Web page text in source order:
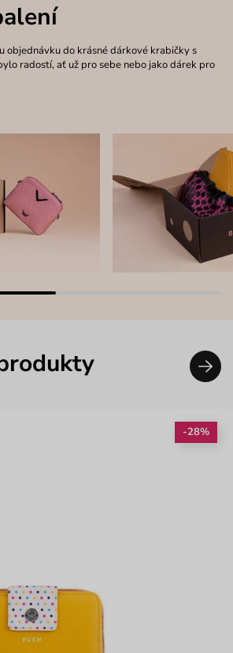
objednávku do krásné dárkové krabičky s
radostí, ať už pro sebe nebo jako dárek pro
-28%